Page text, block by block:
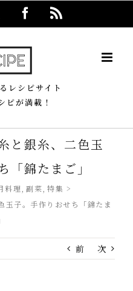
Facebook
レシピサイト
ピが満載！
と銀糸、二色玉
「錦たまご」
料理 副菜 特集
玉子。手作りおせち「錦たま
前 次